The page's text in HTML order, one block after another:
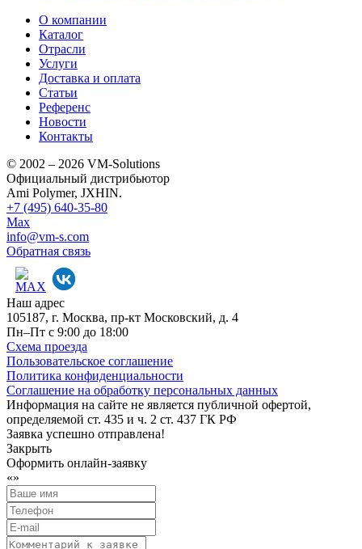
О компании
Каталог
Отрасли
Услуги
Доставка и оплата
Статьи
Референс
Новости
Контакты
© 2002 – 2026 VM-Solutions
Официальный дистрибьютор
Ami Polymer, JXHIN.
+7 (495) 640-35-80
Max
info@vm-s.com
Обратная связь
Наш адрес
105187, г. Москва, пр-кт Московский, д. 4
Пн–Пт с 9:00 до 18:00
Схема проезда
Пользовательское соглашение
Политика конфиденциальности
Соглашение на обработку персональных данных
Информация на сайте не является публичной офертой,
определяемой ст. 435 и ч. 2 ст. 437 ГК РФ
Заявка успешно отправлена!
Закрыть
Оформить онлайн-заявку
«»